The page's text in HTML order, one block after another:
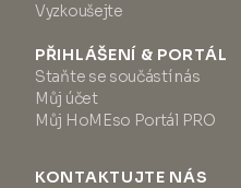
Vyzkoušejte
PŘIHLÁŠENÍ & PORTÁL
Staňte se součástí nás
Můj účet
Můj HoMEso Portál PRO
KONTAKTUJTE NÁS